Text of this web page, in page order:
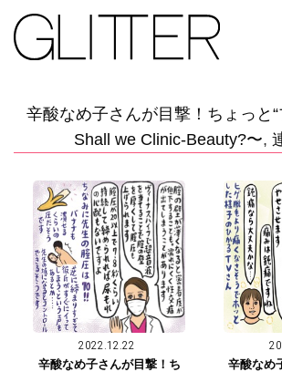
辛酸なめ子さんが目撃！ちょっと“
Shall we Clinic-Beauty?〜,
2022.12.22
辛酸なめ子さんが目撃！ち
辛酸なめ